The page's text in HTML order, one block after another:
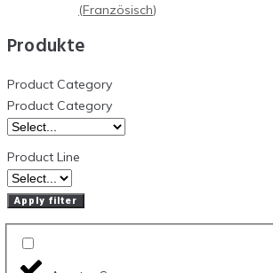
(Französisch)
Produkte
Product Category
Product Category
Product Line
Apply filter